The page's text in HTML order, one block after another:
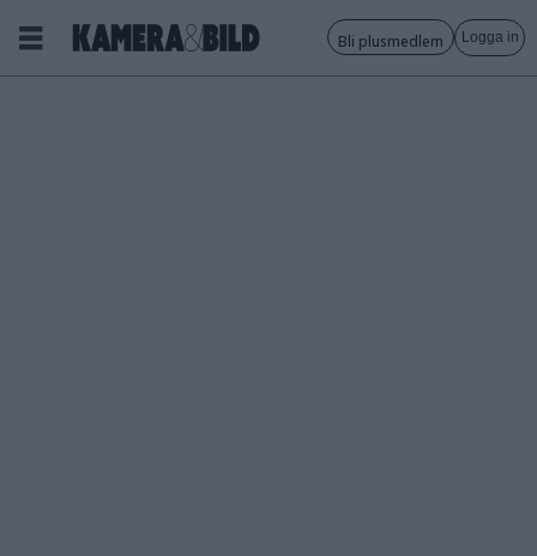
Bli plusmedlem Logga in